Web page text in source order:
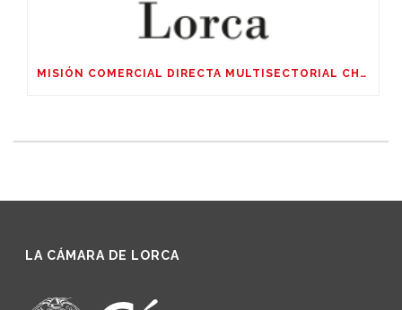
MISIÓN COMERCIAL DIRECTA MULTISECTORIAL CHILE, ARGENTINA Y URUGUAY DEL 04 AL 09 DE OCTUBRE DE 2026
LA CÁMARA DE LORCA